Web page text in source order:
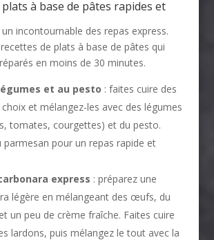
plats à base de pâtes rapides et
incontournable des repas express.
de plats à base de pâtes qui
en moins de 30 minutes.
et au pesto : faites cuire des
et mélangez-les avec des légumes
tomates, courgettes) et du pesto.
parmesan pour un repas rapide et
express : préparez une
légère en mélangeant des œufs, du
un peu de crème fraîche. Faites cuire
lardons, puis mélangez le tout avec la